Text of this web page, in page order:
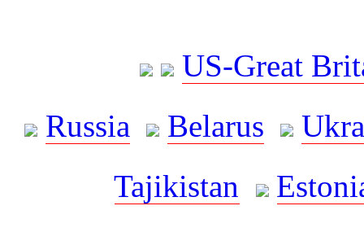
US-Great
Russia
Belarus
Tajikistan